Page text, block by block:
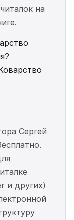
на
Сергей
и других)